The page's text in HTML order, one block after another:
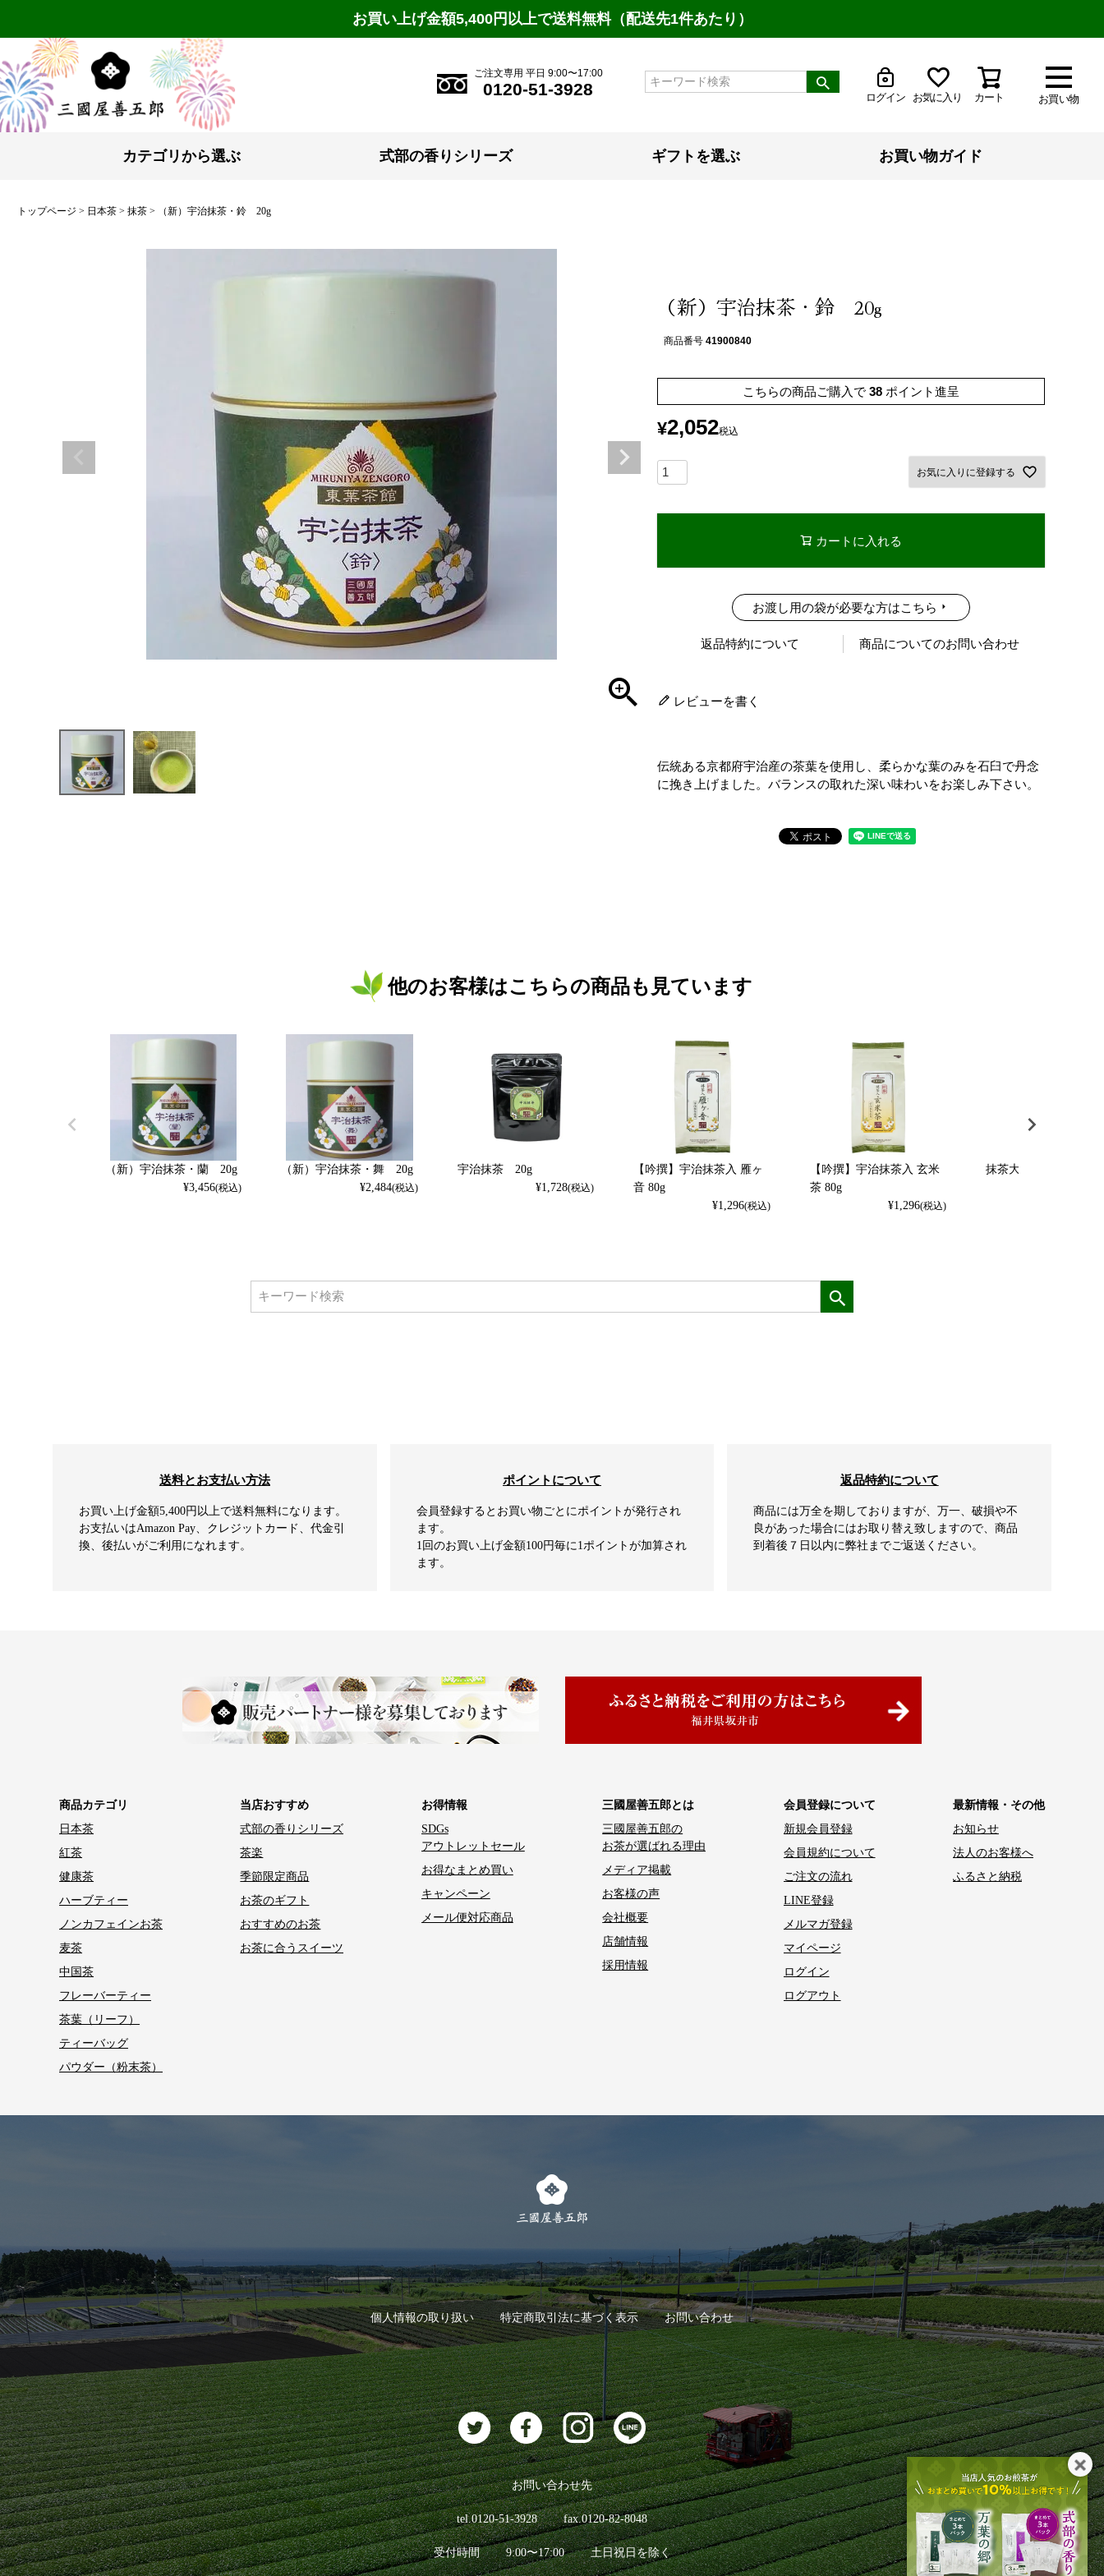
お買い上げ金額5,400円以上で送料無料（配送先1件あたり）
お買い物
ご注文専用 平日 9:00〜17:00
0120-51-3928 ログイン お気に入り カート
カテゴリから選ぶ 式部の香りシリーズ ギフトを選ぶ お買い物ガイド
トップページ 日本茶 抹茶 （新）宇治抹茶・鈴 20g
（新）宇治抹茶・鈴 20g
商品番号 41900840
こちらの商品ご購入で 38 ポイント進呈
¥2,052税込
お気に入りに登録する
カートに入れる
お渡し用の袋が必要な方はこちら
返品特約について 商品についてのお問い合わせ
レビューを書く
伝統ある京都府宇治産の茶葉を使用し、柔らかな葉のみを石臼で丹念
に挽き上げました。バランスの取れた深い味わいをお楽しみ下さい。
他のお客様はこちらの商品も見ています
（新）宇治抹茶・蘭 20g
¥3,456(税込)
（新）宇治抹茶・舞 20g
¥2,484(税込)
宇治抹茶 20g
¥1,728(税込)
【吟撰】宇治抹茶入 雁ヶ
音 80g
¥1,296(税込)
【吟撰】宇治抹茶入 玄米
茶 80g
¥1,296(税込)
抹茶大納言羊羹 190
送料とお支払い方法
お買い上げ金額5,400円以上で送料無料になります。
お支払いはAmazon Pay、クレジットカード、代金引
換、後払いがご利用になれます。
ポイントについて
会員登録するとお買い物ごとにポイントが発行され
ます。
1回のお買い上げ金額100円毎に1ポイントが加算され
ます。
返品特約について
商品には万全を期しておりますが、万一、破損や不
良があった場合にはお取り替え致しますので、商品
到着後７日以内に弊社までご返送ください。
商品カテゴリ
日本茶
紅茶
健康茶
ハーブティー
ノンカフェインお茶
麦茶
中国茶
フレーバーティー
茶葉（リーフ）
ティーバッグ
パウダー（粉末茶）
当店おすすめ
式部の香りシリーズ
茶楽
季節限定商品
お茶のギフト
おすすめのお茶
お茶に合うスイーツ
お得情報
SDGs
アウトレットセール
お得なまとめ買い
キャンペーン
メール便対応商品
三國屋善五郎とは
三國屋善五郎の
お茶が選ばれる理由
メディア掲載
お客様の声
会社概要
店舗情報
採用情報
会員登録について
新規会員登録
会員規約について
ご注文の流れ
LINE登録
メルマガ登録
マイページ
ログイン
ログアウト
最新情報・その他
お知らせ
法人のお客様へ
ふるさと納税
個人情報の取り扱い 特定商取引法に基づく表示 お問い合わせ
お問い合わせ先
tel.0120-51-3928 fax.0120-82-8048
受付時間 9:00〜17:00 土日祝日を除く